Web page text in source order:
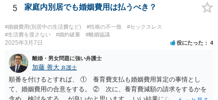
情として主張しやすいです。一方で、ソープランドで働く女性に対す
客としての関係にとどまる場合、相手女性が夫を特別な交際相手とし
て扱っていたのか、婚姻関係を侵害するとの認識のもとで個人的関係
を持っていたのか、などが問題になります。SNSで「大好き」と送っ
ているという点は貴方としては不快にお感じだと思われますが、それ
だけで直ちに法的責任が認められるとは限りません。 現実的には、ま
ずは夫に対する対応を中心に考えるのが一般的です。離婚を求めるの
か、離婚せずに慰謝料や再発防止の誓約書を求めるのかで進め方が変
わります。証拠としては、SNS投稿、口コミ、指名履歴、プレゼント
5 家庭内別居でも婚姻費用は払うべき？
#婚姻費用(別居中の生活費など) #性格の不一致
#セックスレス
#生活費を渡さない
#婚約破棄 #離婚協議
2025年3月7日 役にたった 4
離婚・男女問題に強い弁護士
加藤 善大 弁護士
順番を付けるとすれば、 ① 養育費支払も婚姻費用算定の事情とし
て、婚姻費用の合意をする。 ② 次に、養育費減額の請求をするかを